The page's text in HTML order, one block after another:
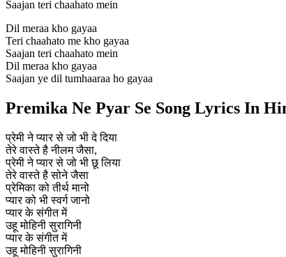
Saajan teri chaahato mein
Dil meraa kho gayaa
Teri chaahato me kho gayaa
Saajan teri chaahato mein
Dil meraa kho gayaa
Saajan ye dil tumhaaraa ho gayaa
Premika Ne Pyar Se Song Lyrics In
प्रेमी ने प्यार से जो भी दे दिया
तेरे वास्ते है नीलम जैसा,
प्रेमी ने प्यार से जो भी छू लिया
तेरे वास्ते है सोने जैसा
प्रेमिका को तीर्थ मानो
प्यार को भी स्वर्ग जानो
प्यार के संगीत में
उहू मोहिनी सुरागिनी
प्यार के संगीत में
उहू मोहिनी सुरागिनी